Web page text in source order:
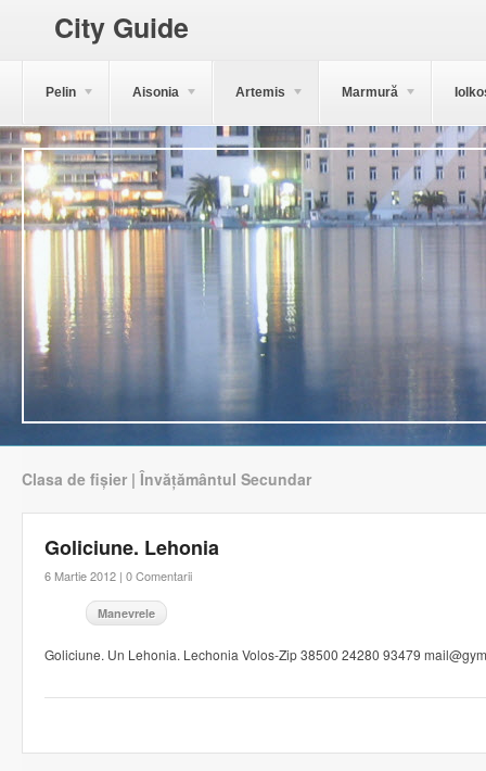
City Guide
Pelin Aisonia Artemis Marmură
Clasa de fișier | Învățământul Secundar
Goliciune. Lehonia
6 Martie 2012 | 0 Comentarii
Manevrele
Goliciune. Un Lehonia. Lechonia Volos-Zip 38500 24280 93479